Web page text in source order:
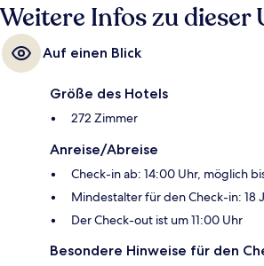
Weitere Infos zu
Auf einen Blick
Größe des Hotels
272 Zimmer
Anreise/Abreise
Check-in ab: 14:00 Uhr, möglich
Mindestalter für den Check-in: 18
Der Check-out ist um 11:00 Uhr
Besondere Hinweise für den